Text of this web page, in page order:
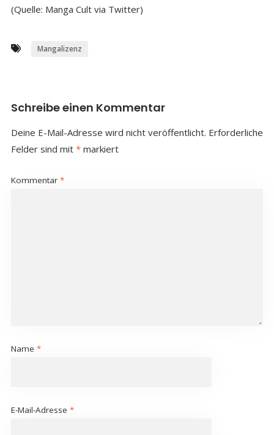
(Quelle: Manga Cult via Twitter)
Mangalizenz
Schreibe einen Kommentar
Deine E-Mail-Adresse wird nicht veröffentlicht. Erforderliche
Felder sind mit *markiert
Kommentar *
Name *
E-Mail-Adresse *